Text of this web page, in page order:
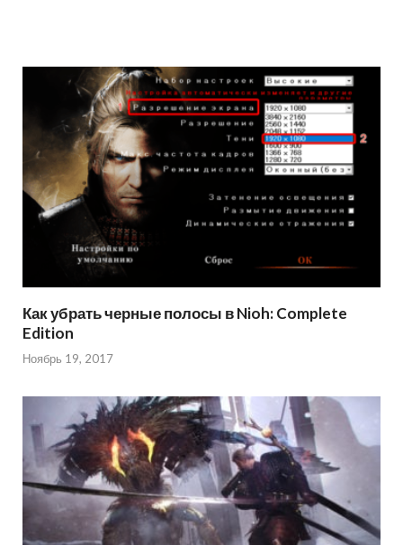
Как убрать черные полосы в Nioh: Complete
Edition
Ноябрь 19, 2017